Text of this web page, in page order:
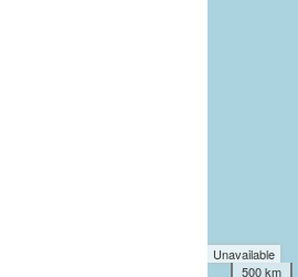
Unavailable
500 km